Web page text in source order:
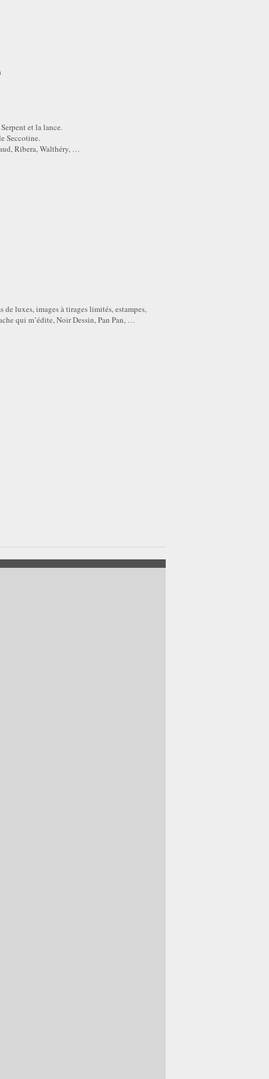
et la lance.
Seccotine.
Ribera, Walthéry, …
luxes, images à tirages limités, estampes,
qui m’édite, Noir Dessin, Pan Pan, …